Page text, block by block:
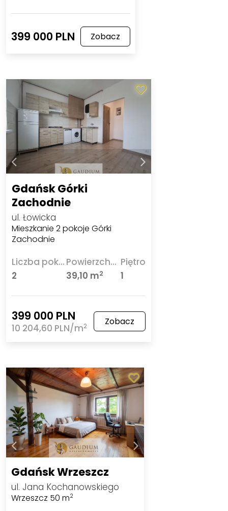
399 000 PLN Zobacz
Gdańsk Górki
Zachodnie
ul. Łowicka
Mieszkanie 2 pokoje Górki
Zachodnie
Liczba pokoi
2
Powierzchnia
39,10 m2
Piętro
1
399 000 PLN
10 204,60 PLN/m2 Zobacz
Gdańsk Wrzeszcz
ul. Jana Kochanowskiego
Wrzeszcz 50 m2